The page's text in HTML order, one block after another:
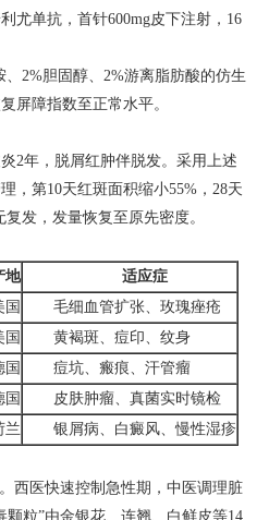
尤单抗，首针600mg皮下注射，16
、2%胆固醇、2%游离脂肪酸的仿生
屏障指数至正常水平。
2年，脱屑红肿伴脱发。采用上述
，第10天红斑面积缩小55%，28天
发，发量恢复至原先密度。
地
适应症
国
毛细血管扩张、玫瑰痤疮
国
黄褐斑、痘印、纹身
国
痘坑、瘢痕、汗管瘤
国
皮肤肿瘤、真菌实时镜检
兰 银屑病、白癜风、慢性湿疹
西医快速控制急性期，中医调理脏
颗粒”由金银花、连翘、白鲜皮等14